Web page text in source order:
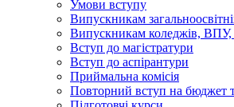
Умови вступу
Випускникам
Випускникам коледжів, ВПУ,
Вступ до магістратури
Вступ до аспірантури
Приймальна комісія
Повторний вступ на бюджет